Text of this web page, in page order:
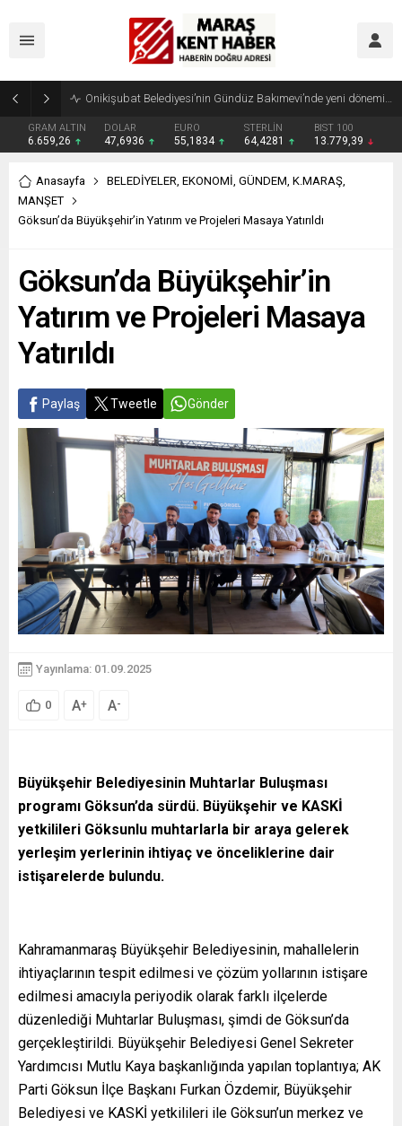
Geleneksel Ağustos Fuarı’nda Madrigal Coşkusu
GRAM ALTIN
6.659,26
DOLAR
47,6936
EURO
55,1834
STERLİN
64,4281
BIST 100
13.779,39
Anasayfa BELEDİYELER, EKONOMİ, GÜNDEM, K.MARAŞ,
MANŞET
Göksun’da Büyükşehir’in Yatırım ve Projeleri Masaya Yatırıldı
Göksun’da Büyükşehir’in
Yatırım ve Projeleri Masaya
Yatırıldı
Paylaş Tweetle Gönder
Yayınlama: 01.09.2025
0 A+ A-
Büyükşehir Belediyesinin Muhtarlar Buluşması
programı Göksun’da sürdü. Büyükşehir ve KASKİ
yetkilileri Göksunlu muhtarlarla bir araya gelerek
yerleşim yerlerinin ihtiyaç ve önceliklerine dair
istişarelerde bulundu.
Kahramanmaraş Büyükşehir Belediyesinin, mahallelerin
ihtiyaçlarının tespit edilmesi ve çözüm yollarının istişare
edilmesi amacıyla periyodik olarak farklı ilçelerde
düzenlediği Muhtarlar Buluşması, şimdi de Göksun’da
gerçekleştirildi. Büyükşehir Belediyesi Genel Sekreter
Yardımcısı Mutlu Kaya başkanlığında yapılan toplantıya; AK
Parti Göksun İlçe Başkanı Furkan Özdemir, Büyükşehir
Belediyesi ve KASKİ yetkilileri ile Göksun’un merkez ve